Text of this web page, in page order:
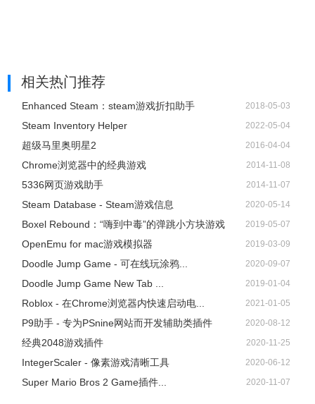
相关热门推荐
Enhanced Steam：steam游戏折扣助手 2018-05-03
Steam Inventory Helper 2022-05-04
超级马里奥明星2 2016-04-04
Chrome浏览器中的经典游戏 2014-11-08
5336网页游戏助手 2014-11-07
Steam Database - Steam游戏信息 2020-05-14
Boxel Rebound：“嗨到中毒”的弹跳小方块游戏 2019-05-07
OpenEmu for mac游戏模拟器 2019-03-09
Doodle Jump Game - 可在线玩涂鸦... 2020-09-07
Doodle Jump Game New Tab ... 2019-01-04
Roblox - 在Chrome浏览器内快速启动电... 2021-01-05
P9助手 - 专为PSnine网站而开发辅助类插件 2020-08-12
经典2048游戏插件 2020-11-25
IntegerScaler - 像素游戏清晰工具 2020-06-12
Super Mario Bros 2 Game插件... 2020-11-07